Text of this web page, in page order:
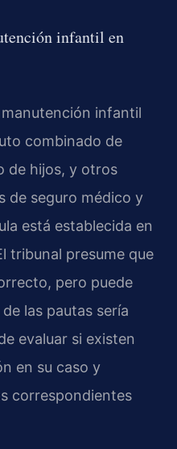
infantil en
infantil
combinado de
de hijos, y otros
de seguro médico y
está establecida en
tribunal presume que
pero puede
las pautas sería
evaluar si existen
en su caso y
correspondientes